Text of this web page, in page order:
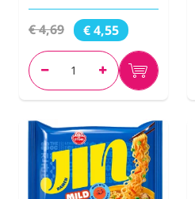
€ 4,69 € 4,55